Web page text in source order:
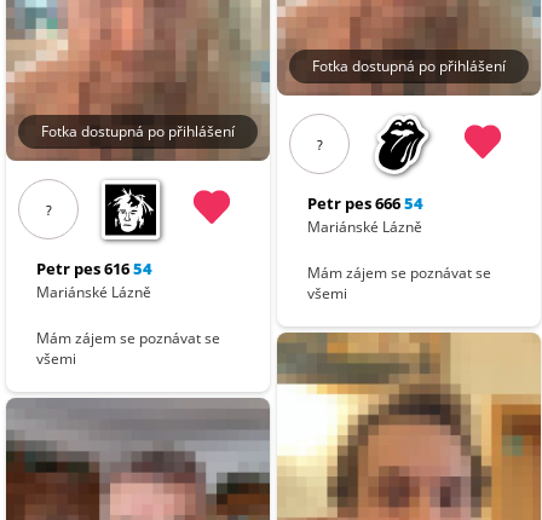
Fotka dostupná po přihlášení
?
Petr pes 61654
Mariánské Lázně
Mám zájem se poznávat se
všemi
Fotka dostupná po přihlášení
?
Petr pes 66654
Mariánské Lázně
Mám zájem se poznávat se
všemi